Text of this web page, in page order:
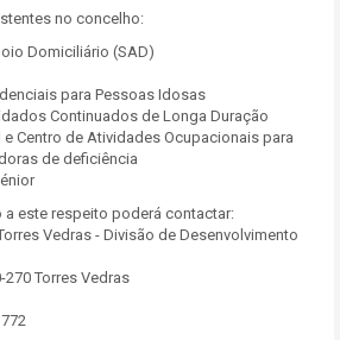
no concelho:
Domiciliário (SAD)
para Pessoas Idosas
Continuados de Longa Duração
e Centro de Atividades Ocupacionais para
de deficiência
a este respeito poderá contactar:
Vedras - Divisão de Desenvolvimento
270 Torres Vedras